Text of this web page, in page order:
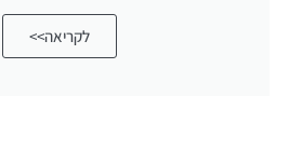
לקריאה>>